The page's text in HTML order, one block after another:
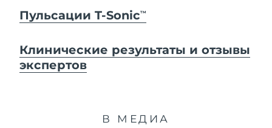
Пульсации T-SonicTM
Клинические результаты и отзывы
экспертов
В МЕДИА